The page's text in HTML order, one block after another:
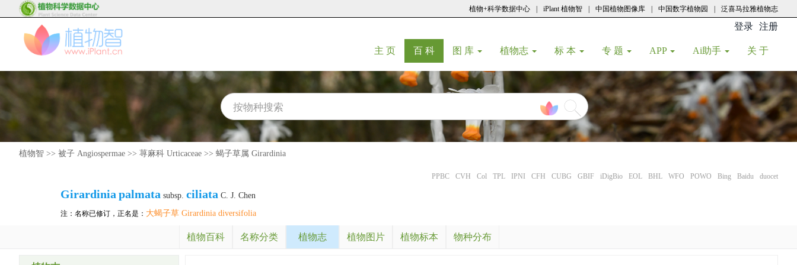
植物+科学数据中心 iPlant 植物智 中国植物图像库 中国数字植物园 泛喜马拉雅植物志
登录 注册
主 页(current)
百 科(current)
图 库 植物志 标 本 专 题 APP Ai助手 关 于
植物智 >> 被子 Angiospermae >> 荨麻科 Urticaceae >> 蝎子草属 Girardinia
PPBC CVH Col TPL IPNI CFH CUBG GBIF iDigBio EOL BHL WFO POWO Bing Baidu duocet
Girardinia palmata subsp. ciliata C. J. Chen
注：名称已修订，正名是： 大蝎子草 Girardinia diversifolia
植物百科 名称分类 植物志 植物图片 植物标本 物种分布